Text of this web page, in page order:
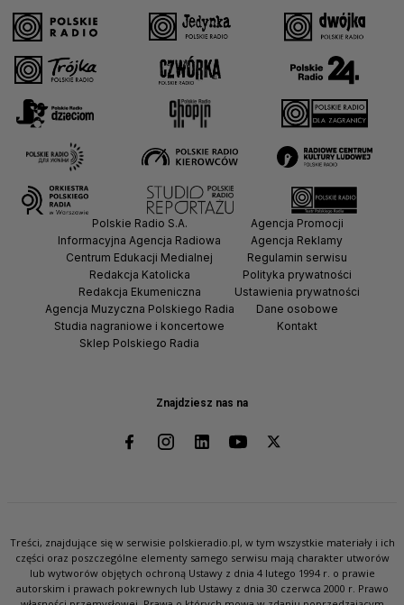
Znajdziesz nas na
Polskie Radio S.A.
Informacyjna Agencja Radiowa
Centrum Edukacji Medialnej
Redakcja Katolicka
Redakcja Ekumeniczna
Agencja Muzyczna Polskiego Radia
Studia nagraniowe i koncertowe
Sklep Polskiego Radia
Agencja Promocji
Agencja Reklamy
Regulamin serwisu
Polityka prywatności
Ustawienia prywatności
Dane osobowe
Kontakt
Treści, znajdujące się w serwisie polskieradio.pl, w tym wszystkie materiały i ich
części oraz poszczególne elementy samego serwisu mają charakter utworów
lub wytworów objętych ochroną Ustawy z dnia 4 lutego 1994 r. o prawie
autorskim i prawach pokrewnych lub Ustawy z dnia 30 czerwca 2000 r. Prawo